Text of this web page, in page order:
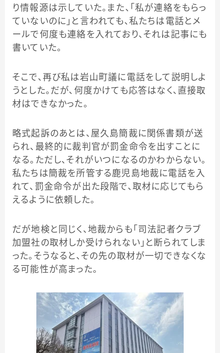
り情報源は示していた。また、「私が連絡をもらっ
ていないのに」と言われても、私たちは電話とメ
ールで何度も連絡を入れており、それは記事にも
書いていた。
そこで、再び私は岩山町議に電話をして説明しよ
うとした。だが、何度かけても応答はなく、直接取
材はできなかった。
略式起訴のあとは、屋久島簡裁に関係書類が送
られ、最終的に裁判官が罰金命令を出すことに
なる。ただし、それがいつになるのかわからない。
私たちは簡裁を所管する鹿児島地裁に電話を入
れて、罰金命令が出た段階で、取材に応じてもら
えるように依頼した。
だが地検と同じく、地裁からも「司法記者クラブ
加盟社の取材しか受けられない」と断られてしま
った。そうなると、その先の取材が一切できなくな
る可能性が高まった。